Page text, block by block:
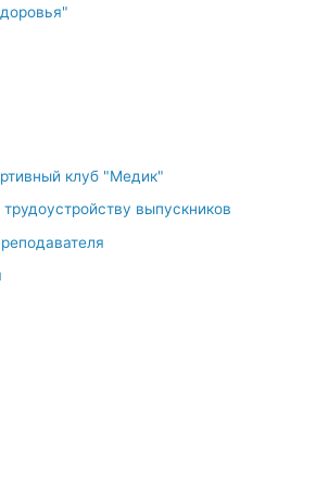
клуб "Медик"
выпускников